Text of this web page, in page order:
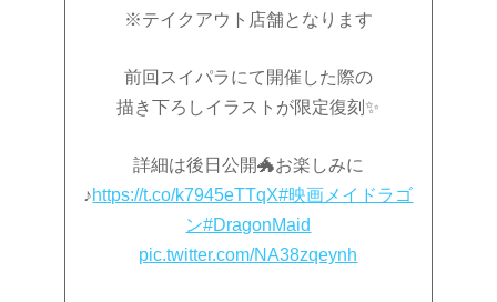
※テイクアウト店舗となります
前回スイパラにて開催した際の
描き下ろしイラストが限定復刻✨
詳細は後日公開🐲お楽しみに
♪https://t.co/k7945eTTqX#映画メイドラゴ
ン#DragonMaid
pic.twitter.com/NA38zqeynh